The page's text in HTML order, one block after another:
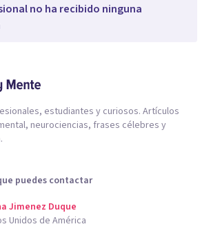
no ha recibido ninguna
estudiantes y curiosos. Artículos
neurociencias, frases célebres y
puedes contactar
Jimenez Duque
Unidos de América